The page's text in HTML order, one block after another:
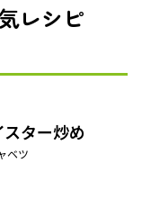
レシピ
ター炒め
ベツ